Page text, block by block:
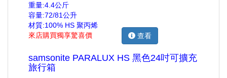
重量:4.4公斤
容量:72/81公升
材質:100% HS 聚丙烯
來店購買獨享驚喜價
查看
samsonite PARALUX HS 黑色24吋可擴充
旅行箱